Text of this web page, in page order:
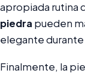
apropiada rutina
piedra pueden
elegante durante
Finalmente, la